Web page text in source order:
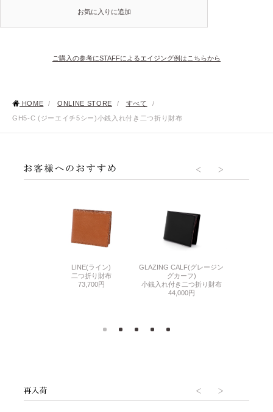
お気に入りに追加
ご購入の参考にSTAFFによるエイジング例はこちらから
HOME / ONLINE STORE / すべて
/
GH5-C (ジーエイチ5シー)小銭入れ付き二つ折り財布
LINE(ライン)
二つ折り財布
73,700円
GLAZING CALF(グレージン
グカーフ)
小銭入れ付き二つ折り財布
44,000円